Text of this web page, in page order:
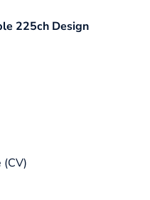
225ch Design
(CV)